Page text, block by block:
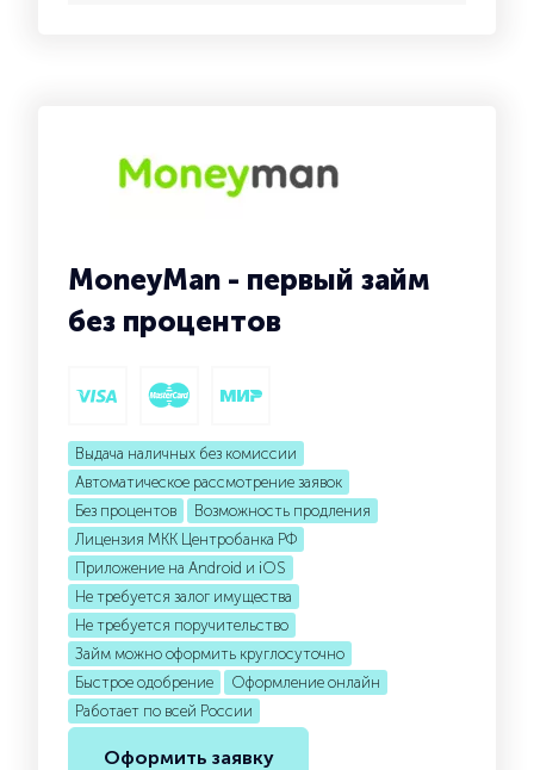
MoneyMan - первый займ
без процентов
Выдача наличных без комиссии
Автоматическое рассмотрение заявок
Без процентов
Возможность продления
Лицензия МКК Центробанка РФ
Приложение на Android и iOS
Не требуется залог имущества
Не требуется поручительство
Займ можно оформить круглосуточно
Быстрое одобрение
Оформление онлайн
Работает по всей России
Оформить заявку